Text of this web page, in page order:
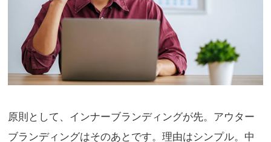
原則として、インナーブランディングが先。アウター
ブランディングはそのあとです。理由はシンプル。中